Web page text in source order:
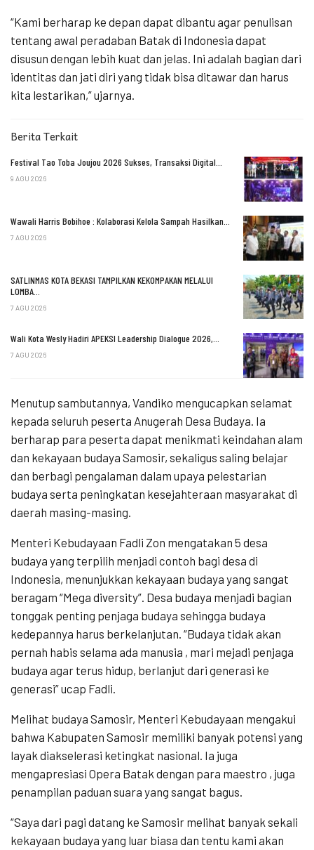
“Kami berharap ke depan dapat dibantu agar penulisan
tentang awal peradaban Batak di Indonesia dapat
disusun dengan lebih kuat dan jelas. Ini adalah bagian dari
identitas dan jati diri yang tidak bisa ditawar dan harus
kita lestarikan,” ujarnya.
Berita Terkait
Festival Tao Toba Joujou 2026 Sukses, Transaksi Digital…
9 AGU 2026
Wawali Harris Bobihoe : Kolaborasi Kelola Sampah Hasilkan…
7 AGU 2026
SATLINMAS KOTA BEKASI TAMPILKAN KEKOMPAKAN MELALUI
LOMBA…
7 AGU 2026
Wali Kota Wesly Hadiri APEKSI Leadership Dialogue 2026,…
7 AGU 2026
Menutup sambutannya, Vandiko mengucapkan selamat
kepada seluruh peserta Anugerah Desa Budaya. Ia
berharap para peserta dapat menikmati keindahan alam
dan kekayaan budaya Samosir, sekaligus saling belajar
dan berbagi pengalaman dalam upaya pelestarian
budaya serta peningkatan kesejahteraan masyarakat di
daerah masing-masing.
Menteri Kebudayaan Fadli Zon mengatakan 5 desa
budaya yang terpilih menjadi contoh bagi desa di
Indonesia, menunjukkan kekayaan budaya yang sangat
beragam “Mega diversity”. Desa budaya menjadi bagian
tonggak penting penjaga budaya sehingga budaya
kedepannya harus berkelanjutan. “Budaya tidak akan
pernah habis selama ada manusia , mari mejadi penjaga
budaya agar terus hidup, berlanjut dari generasi ke
generasi” ucap Fadli.
Melihat budaya Samosir, Menteri Kebudayaan mengakui
bahwa Kabupaten Samosir memiliki banyak potensi yang
layak diakselerasi ketingkat nasional. Ia juga
mengapresiasi Opera Batak dengan para maestro , juga
penampilan paduan suara yang sangat bagus.
“Saya dari pagi datang ke Samosir melihat banyak sekali
kekayaan budaya yang luar biasa dan tentu kami akan